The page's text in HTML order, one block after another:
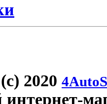
(c) 2020